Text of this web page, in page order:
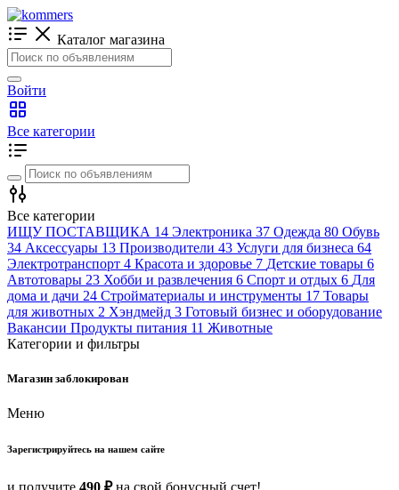
Каталог магазина
Войти
Все категории
Все категории
ИЩУ ПОСТАВЩИКА 14 Электроника 37 Одежда 80 Обувь
34 Аксессуары 13 Производители 43 Услуги для бизнеса 64
Электротранспорт 4 Красота и здоровье 7 Детские товары 6
Автотовары 23 Хобби и развлечения 6 Спорт и отдых 6 Для
дома и дачи 24 Стройматериалы и инструменты 17 Товары
для животных 2 Хэндмейд 3 Готовый бизнес и оборудование
Вакансии Продукты питания 11 Животные
Категории и фильтры
Магазин заблокирован
Меню
Зарегистрируйтесь на нашем сайте